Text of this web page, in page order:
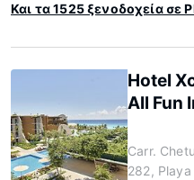
Και τα 1525 ξενοδοχεία σε
Hotel
All Fun
Carr.
282, Playa